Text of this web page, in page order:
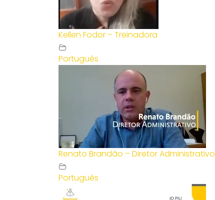
Kellen Fodor – Treinadora
Português
Renato Brandão – Diretor Administrativo
Português